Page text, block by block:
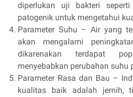
diperlukan uji bakteri
patogenik untuk mengetahui
Parameter Suhu – Air yang
akan mengalami
dikarenakan terdapat
menyebabkan perubahan suhu
Parameter Rasa dan Bau –
kualitas baik adalah jernih,